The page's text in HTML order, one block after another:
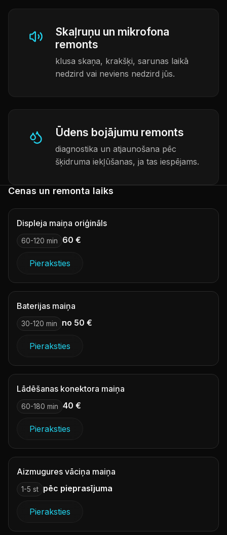
Skaļruņu un mikrofona
remonts
klusa skaņa, krakšķi, sarunas laikā
nedzird vai neviens nedzird jūs.
Ūdens bojājumu remonts
diagnostika un atjaunošana pēc
šķidruma iekļūšanas, ja tas iespējams.
Cenas un remonta laiks
Displeja maiņa oriģināls
60-120 min 60 €
Pieraksties
Baterijas maiņa
30-120 min no 50 €
Pieraksties
Lādēšanas konektora maiņa
60-180 min 40 €
Pieraksties
Aizmugures vāciņa maiņa
1-5 st pēc pieprasījuma
Pieraksties